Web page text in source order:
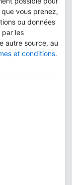
vous prenez,
ou données
par les
autre source, au
et conditions.